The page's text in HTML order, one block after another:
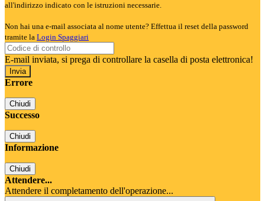
all'indirizzo indicato con le istruzioni necessarie.
Non hai una e-mail associata al nome utente? Effettua il reset della password
tramite la Login Spaggiari
E-mail inviata, si prega di controllare la casella di posta elettronica!
Errore
Chiudi
Successo
Chiudi
Informazione
Chiudi
Attendere...
Attendere il completamento dell'operazione...